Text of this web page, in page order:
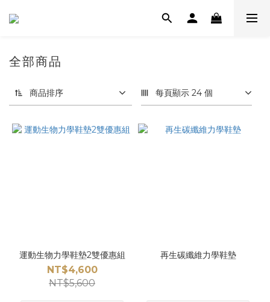
全部商品
商品排序 每頁顯示 24 個
運動生物力學鞋墊2雙優惠組
NT$4,600
NT$5,600
再生碳纖維力學鞋墊